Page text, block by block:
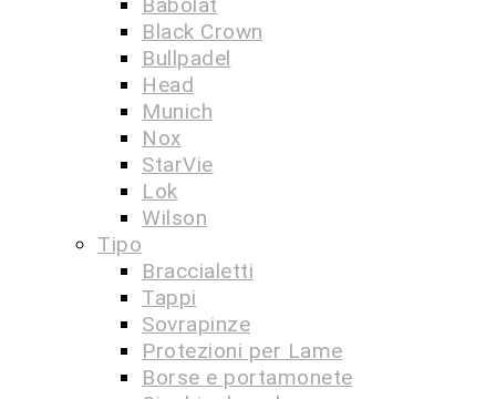
Black Crown
Bullpadel
Head
Munich
Nox
StarVie
Lok
Wilson
Tipo
Braccialetti
Tappi
Sovrapinze
Protezioni per Lame
Borse e portamonete